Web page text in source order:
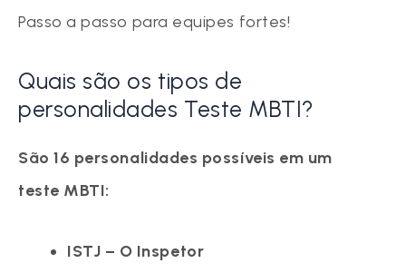
Passo a passo para equipes fortes!
Quais são os tipos de
personalidades Teste MBTI?
São 16 personalidades possíveis em um
teste MBTI:
ISTJ – O Inspetor